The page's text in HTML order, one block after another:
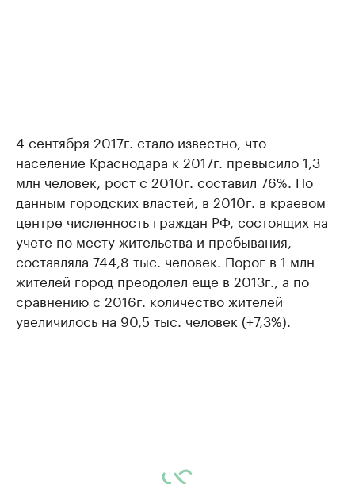
4 сентября 2017г. стало известно, что
население Краснодара к 2017г. превысило 1,3
млн человек, рост с 2010г. составил 76%. По
данным городских властей, в 2010г. в краевом
центре численность граждан РФ, состоящих на
учете по месту жительства и пребывания,
составляла 744,8 тыс. человек. Порог в 1 млн
жителей город преодолел еще в 2013г., а по
сравнению с 2016г. количество жителей
увеличилось на 90,5 тыс. человек (+7,3%).